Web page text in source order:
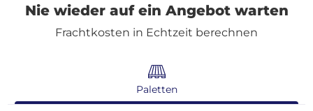
Nie wieder auf ein Angebot warten
Frachtkosten in Echtzeit berechnen
Paletten